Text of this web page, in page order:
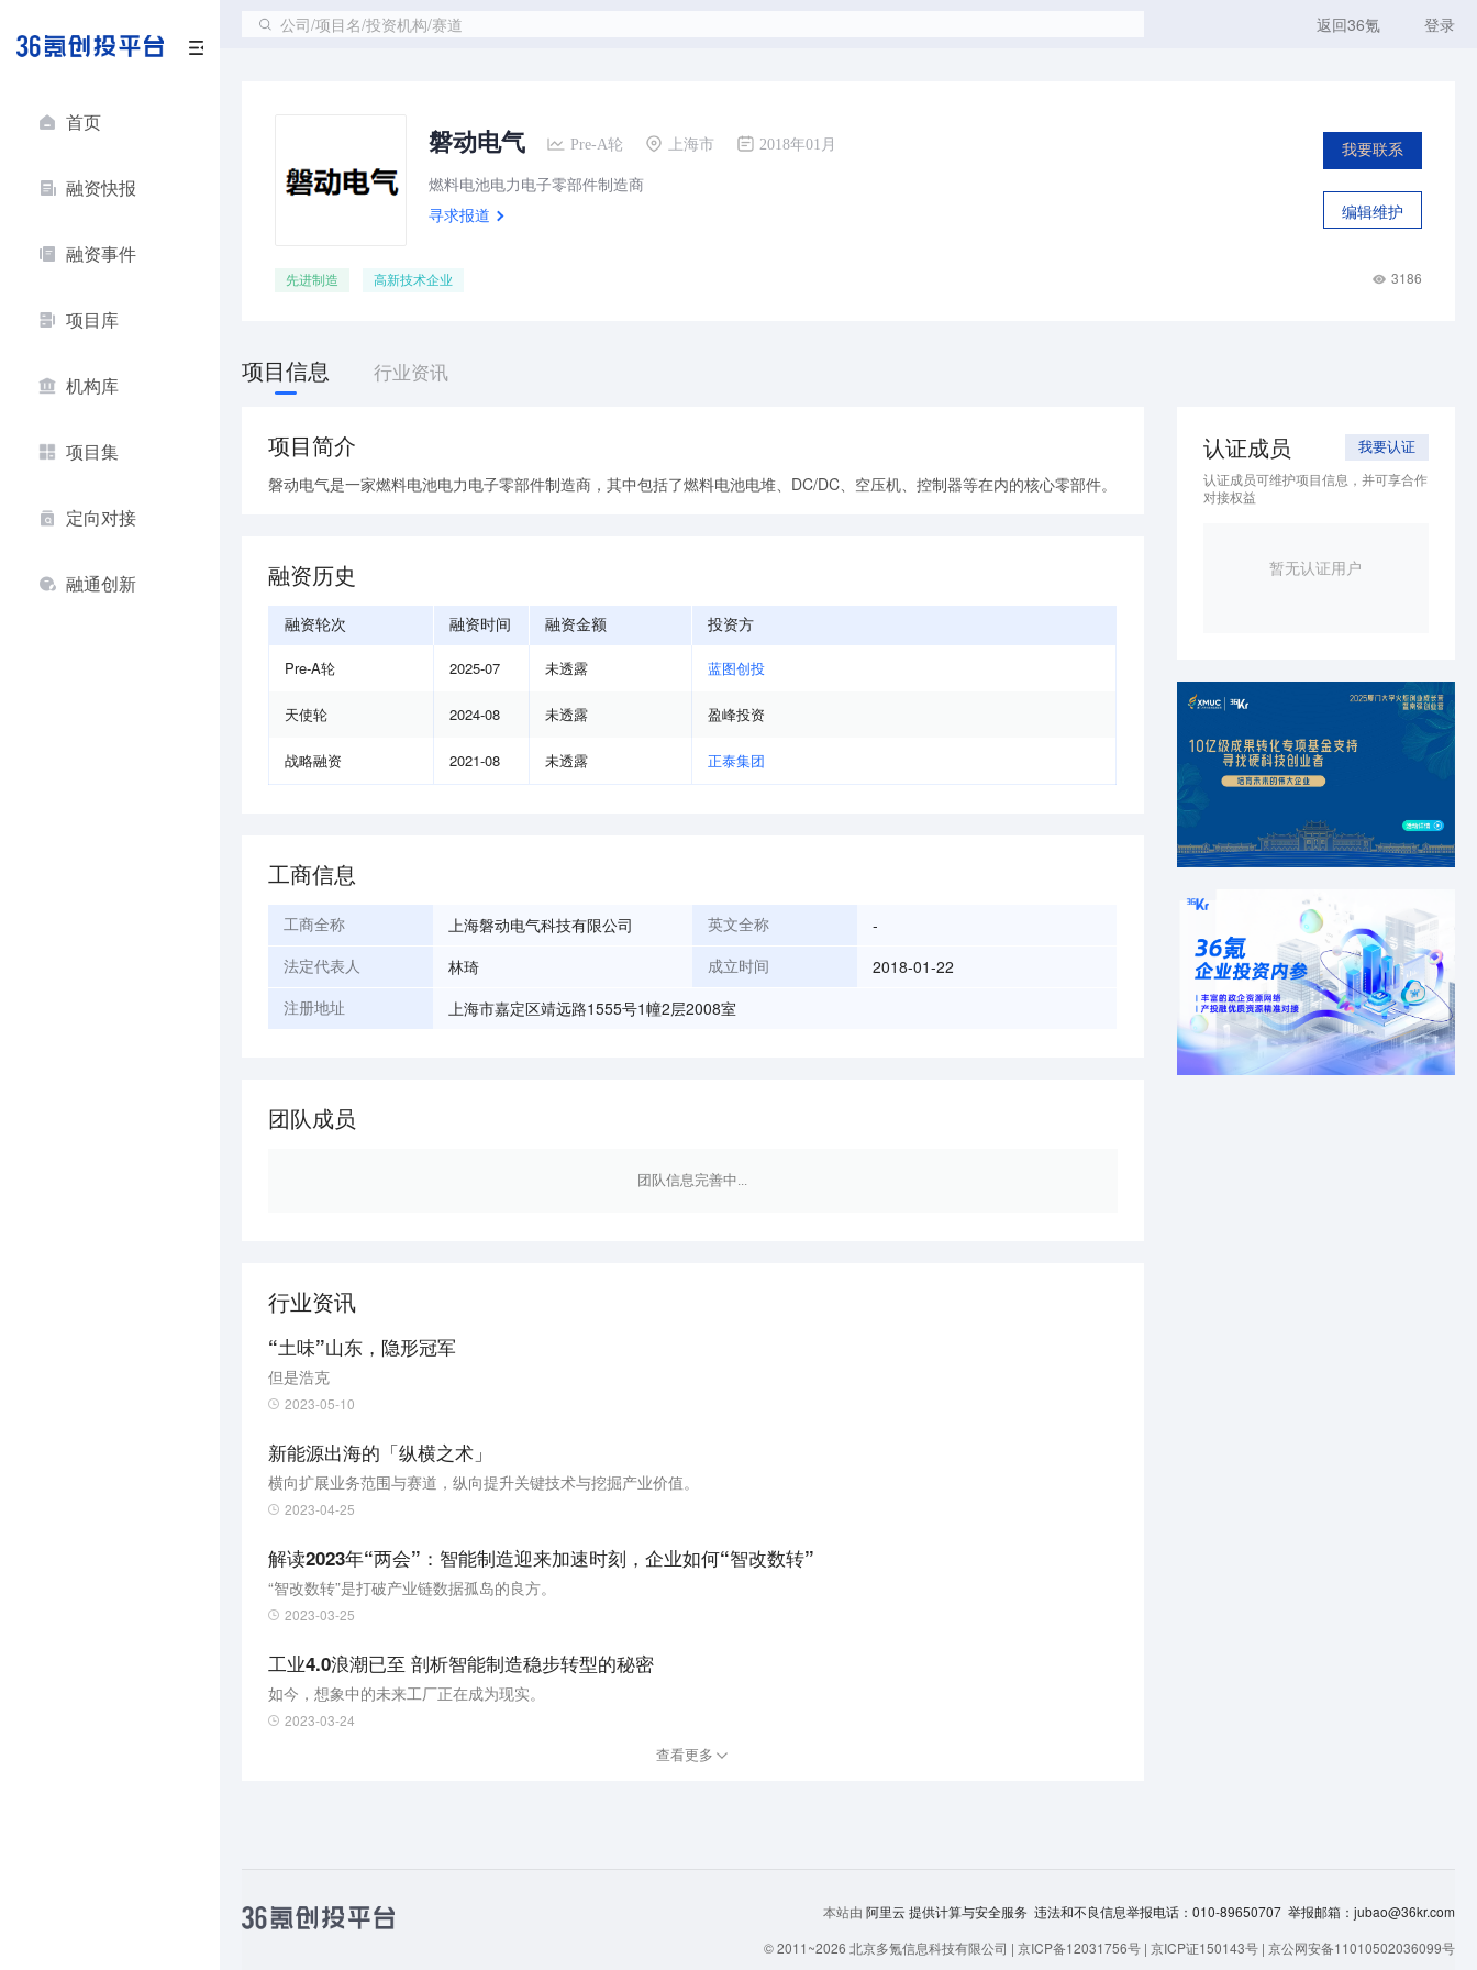
首页
融资快报
融资事件
项目库
机构库
项目集
定向对接
融通创新
公司/项目名/投资机构/赛道 返回36氪 登录
磐动电气 Pre-A轮 上海市 2018年01月
燃料电池电力电子零部件制造商
寻求报道
我要联系
编辑维护
先进制造 高新技术企业 3186
项目信息 行业资讯
项目简介
磐动电气是一家燃料电池电力电子零部件制造商，其中包括了燃料电池电堆、DC/DC、空压机、控制器等在内的核心零部件。
融资历史
融资轮次 融资时间 融资金额 投资方
Pre-A轮 2025-07 未透露 蓝图创投
天使轮 2024-08 未透露 盈峰投资
战略融资 2021-08 未透露 正泰集团
工商信息
工商全称 上海磐动电气科技有限公司 英文全称 -
法定代表人 林琦 成立时间 2018-01-22
注册地址 上海市嘉定区靖远路1555号1幢2层2008室
团队成员
团队信息完善中...
行业资讯
“土味”山东，隐形冠军
但是浩克
2023-05-10
新能源出海的「纵横之术」
横向扩展业务范围与赛道，纵向提升关键技术与挖掘产业价值。
2023-04-25
解读2023年“两会”：智能制造迎来加速时刻，企业如何“智改数转”
“智改数转”是打破产业链数据孤岛的良方。
2023-03-25
工业4.0浪潮已至 剖析智能制造稳步转型的秘密
如今，想象中的未来工厂正在成为现实。
2023-03-24
查看更多
认证成员 我要认证
认证成员可维护项目信息，并可享合作
对接权益
暂无认证用户
本站由 阿里云 提供计算与安全服务 违法和不良信息举报电话：010-89650707 举报邮箱：jubao@36kr.com
© 2011~2026 北京多氪信息科技有限公司 | 京ICP备12031756号 | 京ICP证150143号 | 京公网安备11010502036099号